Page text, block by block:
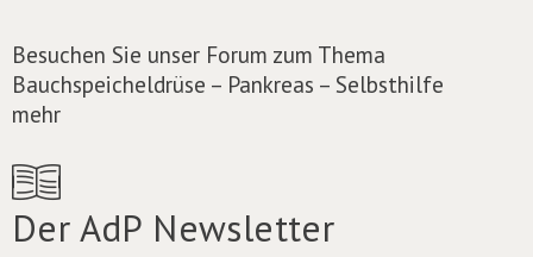
Besuchen Sie unser Forum zum Thema
Bauchspeicheldrüse – Pankreas – Selbsthilfe
mehr
Der AdP Newsletter